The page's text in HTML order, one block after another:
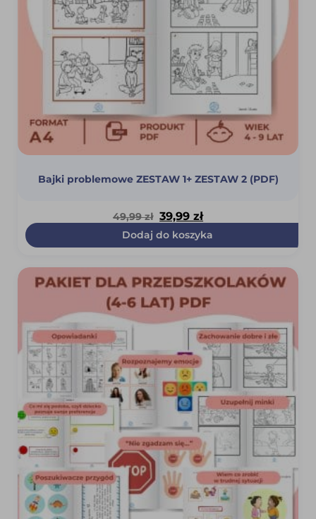
Bajki problemowe ZESTAW 1+ ZESTAW 2 (PDF)
49,99zł Pierwotna
cena
wynosiła:
39,99złAktualna
cena
Dodaj do koszyka